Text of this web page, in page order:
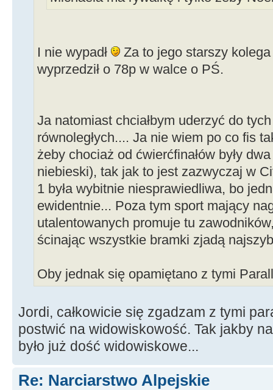
I nie wypadł
Za to jego starszy
wyprzedził o 78p w walce o PŚ.
Ja natomiast chciałbym uderzyć do
równoległych.... Ja nie wiem po co fis
żeby chociaż od ćwierćfinałów były
niebieski), tak jak to jest zazwyczaj w
1 była wybitnie niesprawiedliwa, bo
ewidentnie... Poza tym sport mający
utalentowanych promuje tu
ścinając wszystkie bramki zjadą
Oby jednak się opamiętano z tymi
Jordi, całkowicie się zgadzam z tymi
postwić na widowiskowość. Tak jakby
było już dość widowiskowe...
Re: Narciarstwo Alpejskie